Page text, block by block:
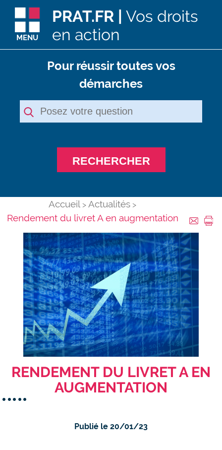
MENU
PRAT.FR | Vos droits
en action
Pour réussir toutes vos
démarches
RECHERCHER
Accueil
Actualités
Rendement du livret A en augmentation
RENDEMENT DU LIVRET A EN
AUGMENTATION
Publié le 20/01/23